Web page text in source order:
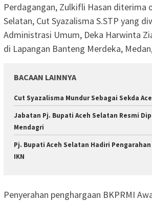
Perdagangan, Zulkifli Hasan diterima
Selatan, Cut Syazalisma S.STP yang
Administrasi Umum, Deka Harwinta
di Lapangan Banteng Merdeka,
BACAAN LAINNYA
Cut Syazalisma Mundur Sebagai Sekda
Jabatan Pj. Bupati Aceh Selatan Resmi
Mendagri
Pj. Bupati Aceh Selatan Hadiri
IKN
Penyerahan penghargaan BKPRMI